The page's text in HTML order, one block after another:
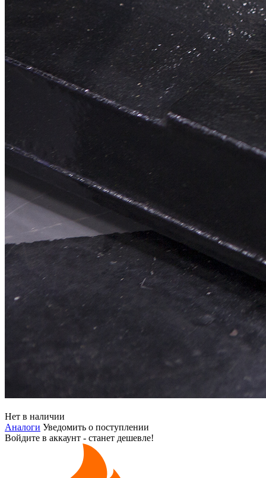
Нет в наличии
Аналоги Уведомить о поступлении
Войдите в аккаунт - станет дешевле!